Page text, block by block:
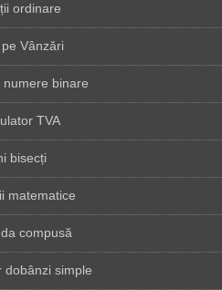
ordinare
Vânzări
numere binare
TVA
bisecți
matematice
compusă
dobânzi simple